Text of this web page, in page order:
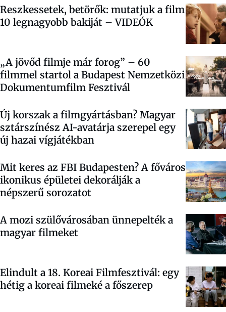
Reszkessetek, betörők: mutatjuk a film
10 legnagyobb bakiját – VIDEÓK
„A jövőd filmje már forog” – 60
filmmel startol a Budapest Nemzetközi
Dokumentumfilm Fesztivál
Új korszak a filmgyártásban? Magyar
sztárszínész AI-avatárja szerepel egy
új hazai vígjátékban
Mit keres az FBI Budapesten? A főváros
ikonikus épületei dekorálják a
népszerű sorozatot
A mozi szülővárosában ünnepelték a
magyar filmeket
Elindult a 18. Koreai Filmfesztivál: egy
hétig a koreai filmeké a főszerep